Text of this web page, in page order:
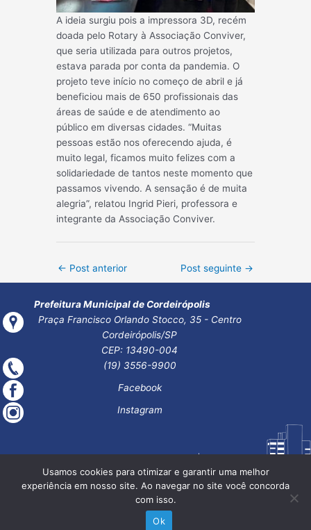
A ideia surgiu pois a impressora 3D, recém
doada pelo Rotary à Associação Conviver,
que seria utilizada para outros projetos,
estava parada por conta da pandemia. O
projeto teve início no começo de abril e já
beneficiou mais de 650 profissionais das
áreas de saúde e de atendimento ao
público em diversas cidades. “Muitas
pessoas estão nos oferecendo ajuda, é
muito legal, ficamos muito felizes com a
solidariedade de tantos neste momento que
passamos vivendo. A sensação é de muita
alegria”, relatou Ingrid Pieri, professora e
integrante da Associação Conviver.
Post
← Post anterior Post seguinte →
Prefeitura Municipal de Cordeirópolis
Praça Francisco Orlando Stocco, 35 - Centro
Cordeirópolis/SP
CEP: 13490-004
(19) 3556-9900
Facebook
Instagram
Usamos cookies para otimizar e garantir uma melhor
experiência em nosso site. Ao navegar no site você concorda
com isso.
Ok